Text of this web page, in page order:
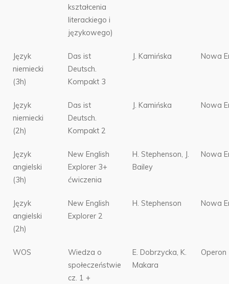
kształcenia
literackiego i
językowego)
Język
niemiecki
(3h)
Das ist
Deutsch.
Kompakt 3
J. Kamińska Nowa
Język
niemiecki
(2h)
Das ist
Deutsch.
Kompakt 2
J. Kamińska Nowa
Język
angielski
(3h)
New English
Explorer 3+
ćwiczenia
H. Stephenson, J.
Bailey
Nowa
Język
angielski
(2h)
New English
Explorer 2
H. Stephenson Nowa
WOS
Wiedza o
społeczeństwie
cz. 1 +
E. Dobrzycka, K.
Makara
Operon